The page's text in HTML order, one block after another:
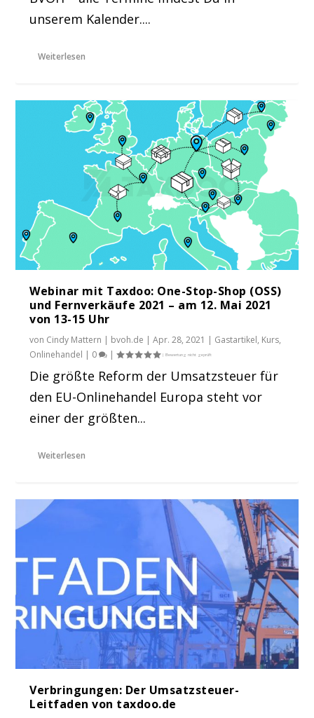
unserem Kalender....
Weiterlesen
Webinar mit Taxdoo: One-Stop-Shop (OSS)
und Fernverkäufe 2021 – am 12. Mai 2021
von 13-15 Uhr
von Cindy Mattern | bvoh.de |Apr. 28, 2021 | Gastartikel, Kurs,
Onlinehandel | 0 |
Die größte Reform der Umsatzsteuer für
den EU-Onlinehandel Europa steht vor
einer der größten...
Weiterlesen
Verbringungen: Der Umsatzsteuer-
Leitfaden von taxdoo.de